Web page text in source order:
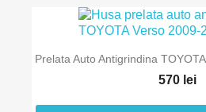
Prelata Auto Antigrindina
570 lei